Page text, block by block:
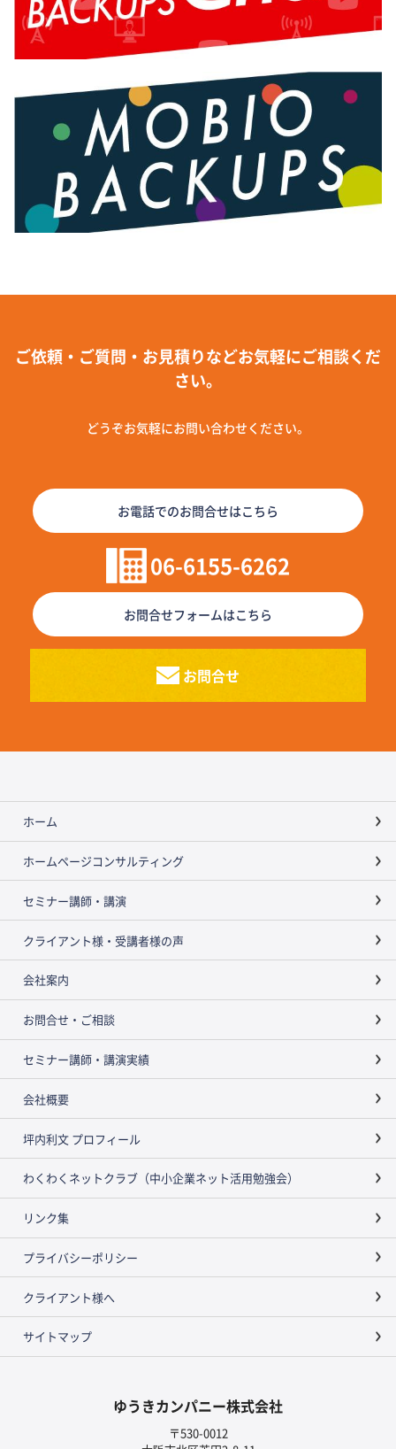
ご依頼・ご質問・お見積りなどお気軽にご相談くだ
さい。
どうぞお気軽にお問い合わせください。
お電話でのお問合せはこちら
06-6155-6262
お問合せフォームはこちら
お問合せ
ホーム
ホームページコンサルティング
セミナー講師・講演
クライアント様・受講者様の声
会社案内
お問合せ・ご相談
セミナー講師・講演実績
会社概要
坪内利文 プロフィール
わくわくネットクラブ（中小企業ネット活用勉強会）
リンク集
プライバシーポリシー
クライアント様へ
サイトマップ
ゆうきカンパニー株式会社
〒530-0012